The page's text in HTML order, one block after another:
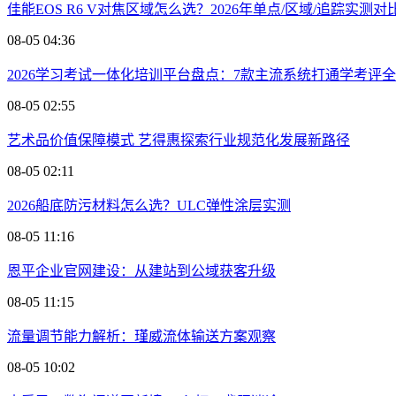
佳能EOS R6 V对焦区域怎么选？2026年单点/区域/追踪实测对
08-05 04:36
2026学习考试一体化培训平台盘点：7款主流系统打通学考评
08-05 02:55
艺术品价值保障模式 艺得惠探索行业规范化发展新路径
08-05 02:11
2026船底防污材料怎么选？ULC弹性涂层实测
08-05 11:16
恩平企业官网建设：从建站到公域获客升级
08-05 11:15
流量调节能力解析：瑾威流体输送方案观察
08-05 10:02